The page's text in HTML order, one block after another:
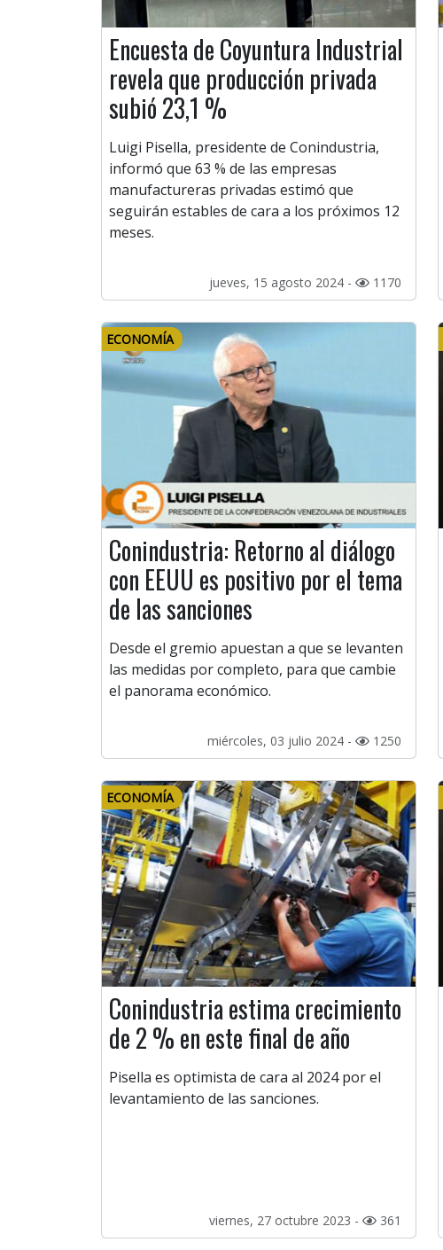
Encuesta de Coyuntura Industrial
revela que producción privada
subió 23,1 %
Luigi Pisella, presidente de Conindustria,
informó que 63 % de las empresas
manufactureras privadas estimó que
seguirán estables de cara a los próximos 12
meses.
jueves, 15 agosto 2024 - 1170
ECONOMÍA
Conindustria: Retorno al diálogo
con EEUU es positivo por el tema
de las sanciones
Desde el gremio apuestan a que se levanten
las medidas por completo, para que cambie
el panorama económico.
miércoles, 03 julio 2024 - 1250
ECONOMÍA
Conindustria estima crecimiento
de 2 % en este final de año
Pisella es optimista de cara al 2024 por el
levantamiento de las sanciones.
viernes, 27 octubre 2023 - 361